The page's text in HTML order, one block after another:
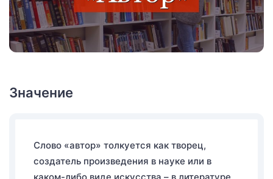
Значение
Слово «автор» толкуется как творец,
создатель произведения в науке или в